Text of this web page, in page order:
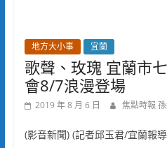
地方大小事 宜蘭
歌聲、玫瑰 宜蘭市
會8/7浪漫登場
2019 年 8 月 6 日 焦點時報
(影音新聞) (記者邱玉君/宜蘭報